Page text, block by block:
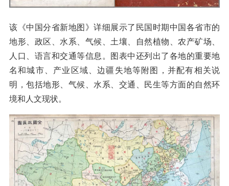
该《中国分省新地图》详细展示了民国时期中国各省市的
地形、政区、水系、气候、土壤、自然植物、农产矿场、
人口、语言和交通等信息。图表中还列出了各地的重要地
名和城市、产业区域、边疆失地等附图，并配有相关说
明，包括地形、气候、水系、交通、民生等方面的自然环
境和人文现状。